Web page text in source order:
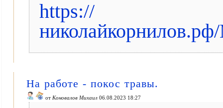
https://
На работе - покос травы.
от Коновалов Михаил 06.08.2023 18:27